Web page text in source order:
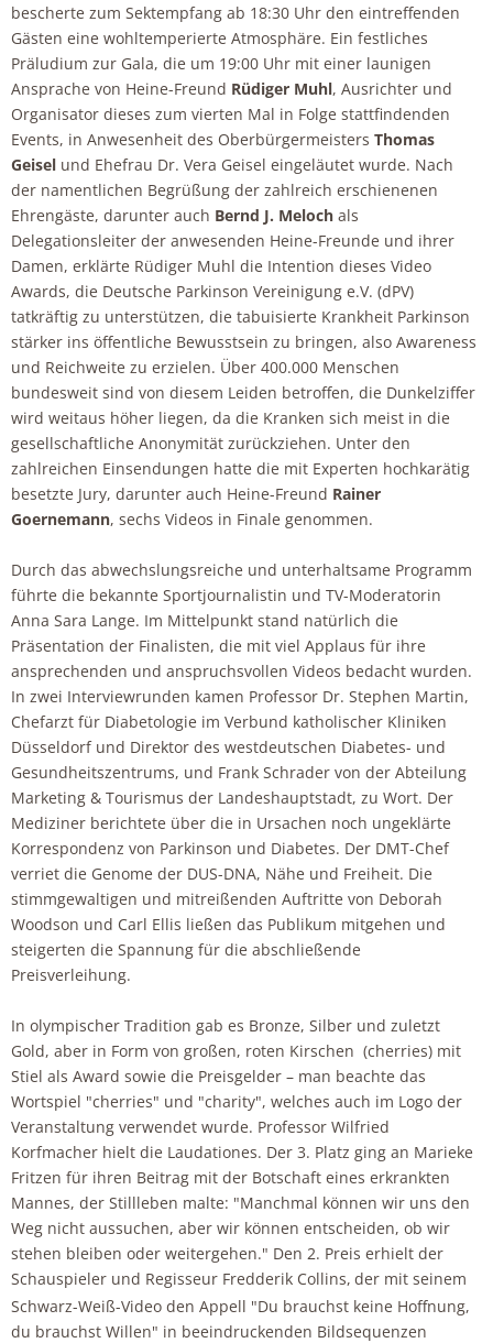
bescherte zum Sektempfang ab 18:30 Uhr den eintreffenden
Gästen eine wohltemperierte Atmosphäre. Ein festliches
Präludium zur Gala, die um 19:00 Uhr mit einer launigen
Ansprache von Heine-Freund Rüdiger Muhl, Ausrichter und
Organisator dieses zum vierten Mal in Folge stattfindenden
Events, in Anwesenheit des Oberbürgermeisters Thomas
Geisel und Ehefrau Dr. Vera Geisel eingeläutet wurde. Nach
der namentlichen Begrüßung der zahlreich erschienenen
Ehrengäste, darunter auch Bernd J. Meloch als
Delegationsleiter der anwesenden Heine-Freunde und ihrer
Damen, erklärte Rüdiger Muhl die Intention dieses Video
Awards, die Deutsche Parkinson Vereinigung e.V. (dPV)
tatkräftig zu unterstützen, die tabuisierte Krankheit Parkinson
stärker ins öffentliche Bewusstsein zu bringen, also Awareness
und Reichweite zu erzielen. Über 400.000 Menschen
bundesweit sind von diesem Leiden betroffen, die Dunkelziffer
wird weitaus höher liegen, da die Kranken sich meist in die
gesellschaftliche Anonymität zurückziehen. Unter den
zahlreichen Einsendungen hatte die mit Experten hochkarätig
besetzte Jury, darunter auch Heine-Freund Rainer
Goernemann, sechs Videos in Finale genommen.
Durch das abwechslungsreiche und unterhaltsame Programm
führte die bekannte Sportjournalistin und TV-Moderatorin
Anna Sara Lange. Im Mittelpunkt stand natürlich die
Präsentation der Finalisten, die mit viel Applaus für ihre
ansprechenden und anspruchsvollen Videos bedacht wurden.
In zwei Interviewrunden kamen Professor Dr. Stephen Martin,
Chefarzt für Diabetologie im Verbund katholischer Kliniken
Düsseldorf und Direktor des westdeutschen Diabetes- und
Gesundheitszentrums, und Frank Schrader von der Abteilung
Marketing & Tourismus der Landeshauptstadt, zu Wort. Der
Mediziner berichtete über die in Ursachen noch ungeklärte
Korrespondenz von Parkinson und Diabetes. Der DMT-Chef
verriet die Genome der DUS-DNA, Nähe und Freiheit. Die
stimmgewaltigen und mitreißenden Auftritte von Deborah
Woodson und Carl Ellis ließen das Publikum mitgehen und
steigerten die Spannung für die abschließende
Preisverleihung.
In olympischer Tradition gab es Bronze, Silber und zuletzt
Gold, aber in Form von großen, roten Kirschen (cherries) mit
Stiel als Award sowie die Preisgelder – man beachte das
Wortspiel "cherries" und "charity", welches auch im Logo der
Veranstaltung verwendet wurde. Professor Wilfried
Korfmacher hielt die Laudationes. Der 3. Platz ging an Marieke
Fritzen für ihren Beitrag mit der Botschaft eines erkrankten
Mannes, der Stillleben malte: "Manchmal können wir uns den
Weg nicht aussuchen, aber wir können entscheiden, ob wir
stehen bleiben oder weitergehen." Den 2. Preis erhielt der
Schauspieler und Regisseur Fredderik Collins, der mit seinem
Schwarz-Weiß-Video den Appell "Du brauchst keine Hoffnung,
du brauchst Willen" in beeindruckenden Bildsequenzen